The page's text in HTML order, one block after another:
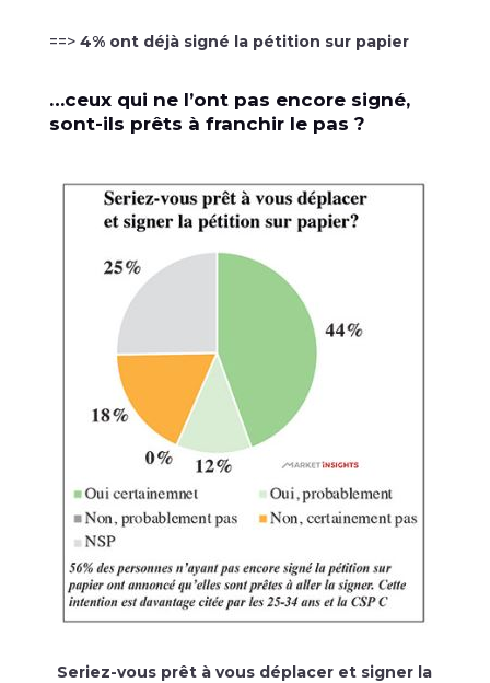
==> 4% ont déjà signé la pétition sur papier
…ceux qui ne l’ont pas encore signé,
sont-ils prêts à franchir le pas ?
Seriez-vous prêt à vous déplacer et signer la